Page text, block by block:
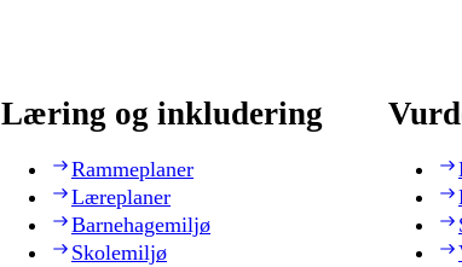
Læring og inkludering
Rammeplaner
Læreplaner
Barnehagemiljø
Skolemiljø